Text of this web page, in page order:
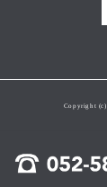
Copyright